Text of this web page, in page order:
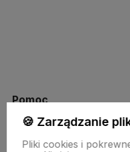
Pomoc
Moje konto
🍪 Zarządzanie
Pliki cookies i